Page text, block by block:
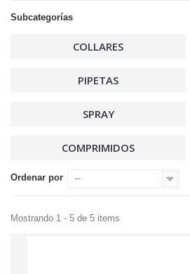
Subcategorías
COLLARES
PIPETAS
SPRAY
COMPRIMIDOS
Ordenar por --
Mostrando 1 - 5 de 5 items